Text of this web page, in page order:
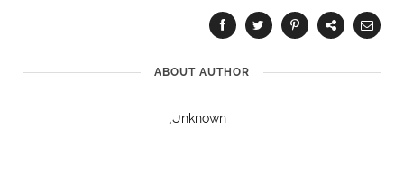
ABOUT AUTHOR